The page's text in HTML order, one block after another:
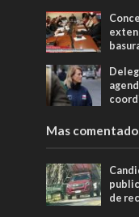
Mas
de